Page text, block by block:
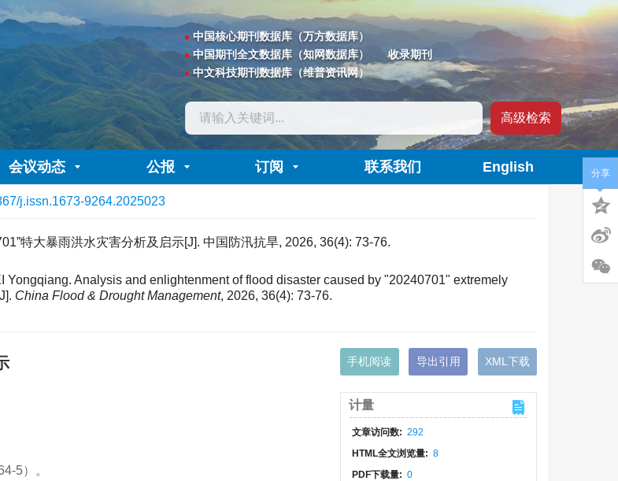
中国核心期刊数据库（万方数据库）
中国期刊全文数据库（知网数据库）
中文科技期刊数据库（维普资讯网）
收录期刊
高级检索
会议动态 公报 订阅 联系我们 English
j.issn.1673-9264.2025023
特大暴雨洪水灾害分析及启示[J]. 中国防汛抗旱, 2026, 36(4): 73-76.
Analysis and enlightenment of flood disaster caused by "20240701" extremely
China Flood & Drought Management, 2026, 36(4): 73-76.
5）。
手机阅读 导出引用 XML下载
计量
文章访问数: 292
HTML全文浏览量: 8
PDF下载量: 0
分享